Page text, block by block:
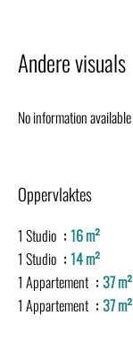
Andere visuals
No information available
Oppervlaktes
1 Studio
16 m²
1 Studio
14 m²
1 Appartement
37 m²
1 Appartement
37 m²